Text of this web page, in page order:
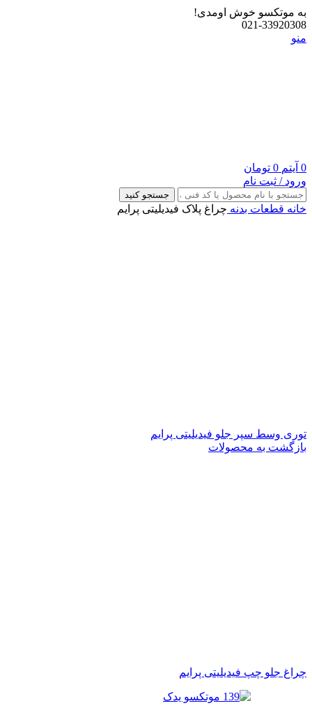
به موتکسو خوش اومدی!
021-33920308
منو
0 آیتم 0 تومان
ورود / ثبت نام
جستجو کنید
خانه قطعات بدنه چراغ پلاک فیدیلیتی پرایم
توری وسط سپر جلو فیدیلیتی پرایم
بازگشت به محصولات
چراغ جلو چپ فیدیلیتی پرایم